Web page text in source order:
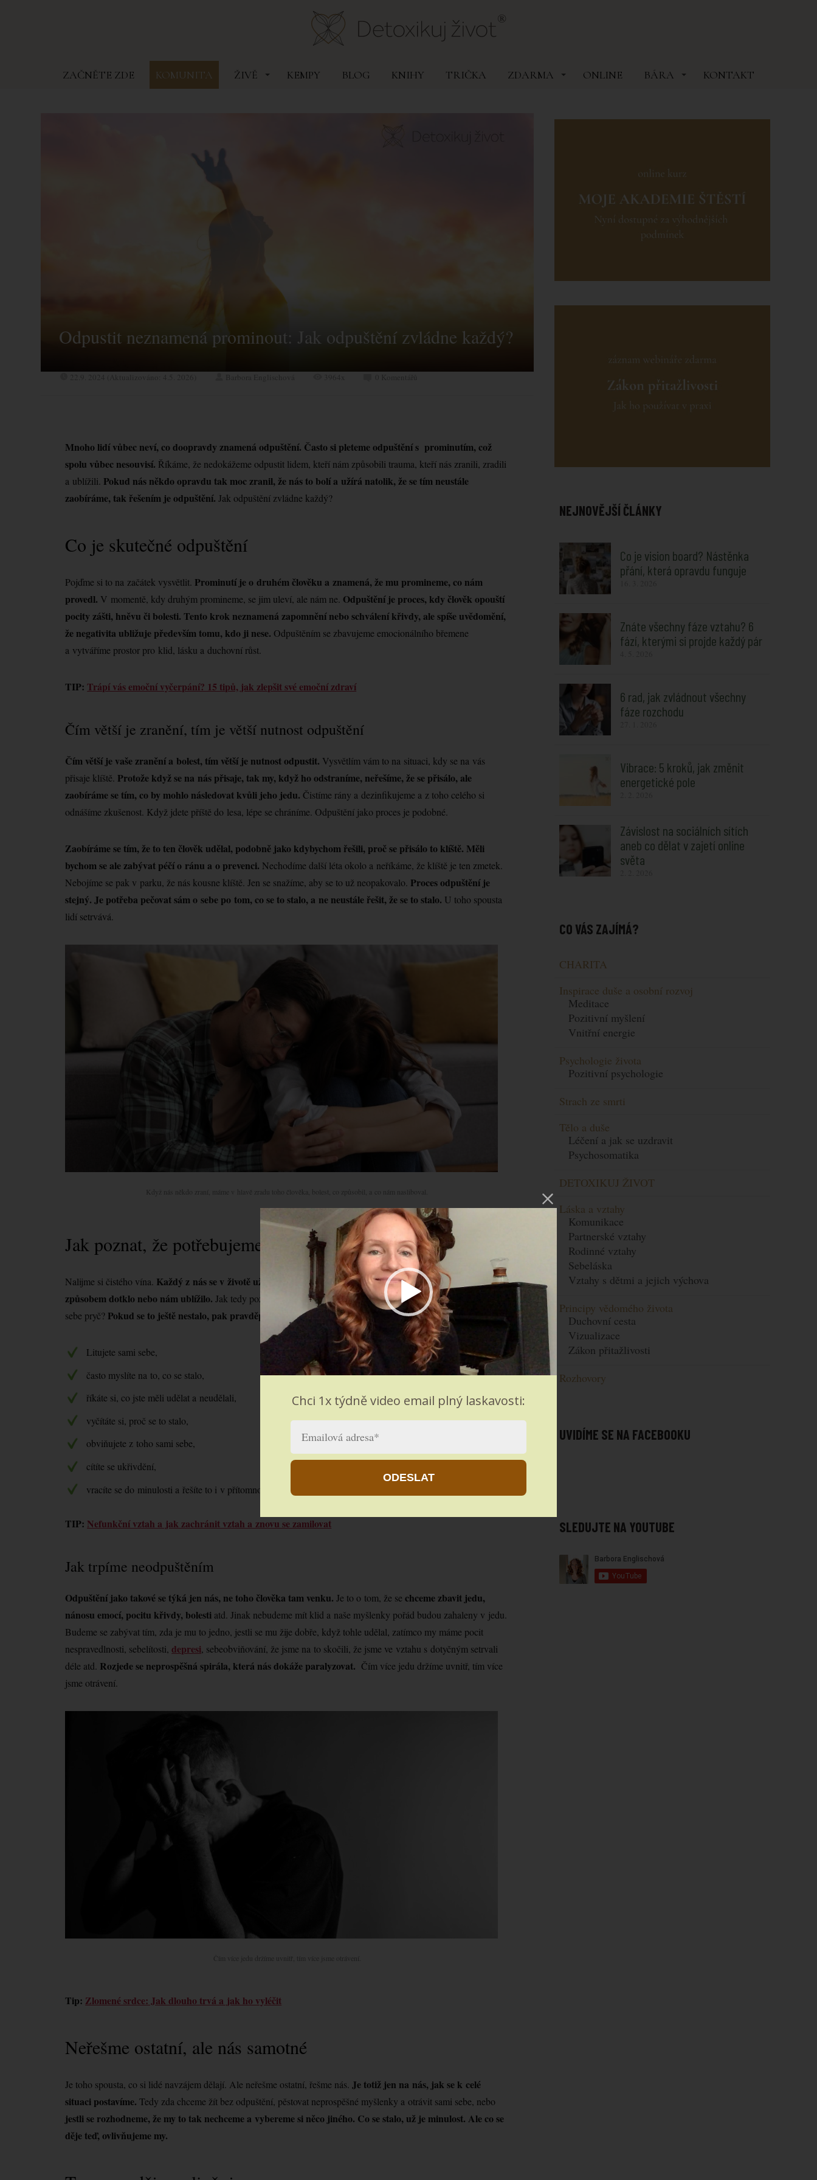
ZAČNĚTE ZDE KOMUNITA ŽIVĚ KEMPY BLOG KNIHY TRIČKA ZDARMA ONLINE BÁRA KONTAKT
Odpustit neznamená prominout: Jak odpuštění zvládne každý?
Mnoho lidí vůbec neví, co doopravdy znamená odpuštění. Často si pleteme odpuštění s prominutím, což
spolu vůbec nesouvisí. Říkáme, že nedokážeme odpustit lidem, kteří nám způsobili trauma, kteří nás zranili, zradili
a ublížili. Pokud nás někdo opravdu tak moc zranil, že nás to bolí a užírá natolik, že se tím neustále
zaobíráme, tak řešením je odpuštění.Jak odpuštění zvládne každý?
Co je skutečné odpuštění
Pojďme si to na začátek vysvětlit. Prominutí je o druhém člověku a znamená, že mu promineme, co nám
provedl. V momentě, kdy druhým promineme, se jim uleví, ale nám ne. Odpuštění je proces, kdy člověk opouští
pocity zášti, hněvu či bolesti. Tento krok neznamená zapomnění nebo schválení křivdy, ale spíše uvědomění,
že negativita ubližuje především tomu, kdo ji nese. Odpuštěním se zbavujeme emocionálního břemene
a vytváříme prostor pro klid, lásku a duchovní růst.
TIP: Trápí vás emoční vyčerpání? 15 tipů, jak zlepšit své emoční zdraví
Čím větší je zranění, tím je větší nutnost odpuštění
Čím větší je vaše zranění a bolest, tím větší je nutnost odpustit. Vysvětlím vám to na situaci, kdy se na vás
přisaje klíště. Protože když se na nás přisaje, tak my, když ho odstraníme, neřešíme, že se přisálo, ale
zaobíráme se tím, co by mohlo následovat kvůli jeho jedu.Čistíme rány a dezinfikujeme a z toho celého si
odnášíme zkušenost. Když jdete příště do lesa, lépe se chráníme. Odpuštění jako proces je podobné.
Zaobíráme se tím, že to ten člověk udělal, podobně jako kdybychom řešili, proč se přisálo to klíště. Měli
bychom se ale zabývat péčí o ránu a o prevenci. Nechodíme další léta okolo a neříkáme, že klíště je ten zmetek.
Nebojíme se pak v parku, že nás kousne klíště. Jen se snažíme, aby se to už neopakovalo. Proces odpuštění je
stejný. Je potřeba pečovat sám o sebe po tom, co se to stalo, a ne neustále řešit, že se to stalo. U toho spousta
lidí setrvává.
Když nás někdo zraní, máme v hlavě zradu toho člověka, bolest, co způsobil, a co nám nasliboval.
Jak poznat, že potřebujeme projít procesem odpuštění
Nalijme si čistého vína. Každý z nás se v životě už setkal s tím, že druzí udělali něco, co se nás nějakým
způsobem dotklo nebo nám ublížilo. Jak tedy poznat, že už jsme procesem odpuštění prošli a vše jste pustili od
sebe pryč? Pokud se to ještě nestalo, pak pravděpodobné zažíváte tyto pocity:
Litujete sami sebe,
často myslíte na to, co se stalo,
říkáte si, co jste měli udělat a neudělali,
vyčítáte si, proč se to stalo,
obviňujete z toho sami sebe,
cítíte se ukřivdění,
vracíte se do minulosti a řešíte to i v přítomnosti.
TIP: Nefunkční vztah a jak zachránit vztah a znovu se zamilovat
Jak trpíme neodpuštěním
Odpuštění jako takové se týká jen nás, ne toho člověka tam venku.Je to o tom, že sechceme zbavit jedu,
nánosu emocí, pocitu křivdy, bolesti atd. Jinak nebudeme mít klid a naše myšlenky pořád budou zahaleny v jedu.
Budeme se zabývat tím, zda je mu to jedno, jestli se mu žije dobře, když tohle udělal, zatímco my máme pocit
nespravedlnosti, sebelítosti,depresi, sebeobviňování, že jsme na to skočili, že jsme ve vztahu s dotyčným setrvali
déle atd. Rozjede se neprospěšná spirála, která nás dokáže paralyzovat. Čím více jedu držíme uvnitř, tím více
jsme otrávení.
Čím více jedu držíme uvnitř, tím více jsme otrávení.
Tip: Zlomené srdce: Jak dlouho trvá a jak ho vyléčit
Neřešme ostatní, ale nás samotné
Je toho spousta, co si lidé navzájem dělají. Ale neřešme ostatní, řešme nás. Je totiž jen na nás, jak se k celé
situaci postavíme.Tedy zda chceme žít bez odpuštění, pěstovat neprospěšné myšlenky a otrávit sami sebe, nebo
jestli se rozhodneme, že my to tak nechceme a vybereme si něco jiného. Co se stalo, už je minulost. Ale co se
děje teď, ovlivňujeme my.
NEJNOVĚJŠÍ ČLÁNKY
Co je vision board? Nástěnka
přání, která opravdu funguje
Znáte všechny fáze vztahu? 6
fází, kterými si projde každý pár
6 rad, jak zvládnout všechny
fáze rozchodu
Vibrace: 5 kroků, jak změnit
energetické pole
Závislost na sociálních sítích
aneb co dělat v zajetí online
světa
CO VÁS ZAJÍMÁ?
CHARITA
Inspirace duše a osobní rozvoj
Meditace
Pozitivní myšlení
Vnitřní energie
Psychologie života
Pozitivní psychologie
Strach ze smrti
Tělo a duše
Léčení a jak se uzdravit
Psychosomatika
DETOXIKUJ ŽIVOT
Láska a vztahy
Komunikace
Partnerské vztahy
Rodinné vztahy
Sebeláska
Vztahy s dětmi a jejich výchova
Principy vědomého života
Duchovní cesta
Vizualizace
Zákon přitažlivosti
Rozhovory
UVIDÍME SE NA FACEBOOKU
SLEDUJTE NA YOUTUBE
Chci 1x týdně video email plný laskavosti:
ODESLAT